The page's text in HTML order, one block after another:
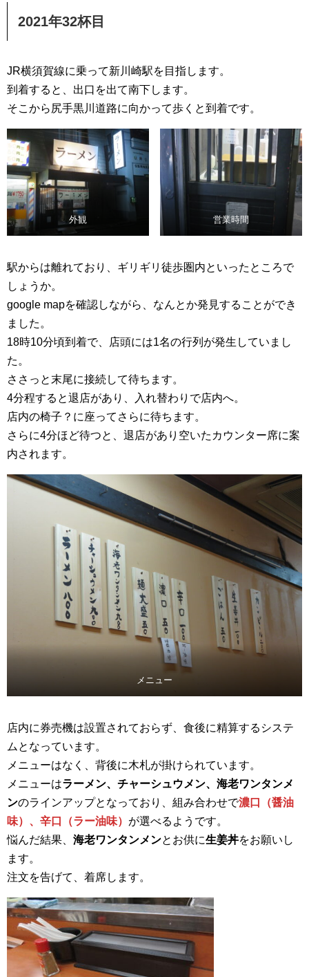
2021年32杯目
JR横須賀線に乗って新川崎駅を目指します。
到着すると、出口を出て南下します。
そこから尻手黒川道路に向かって歩くと到着です。
外観 営業時間
駅からは離れており、ギリギリ徒歩圏内といったところで
しょうか。
google mapを確認しながら、なんとか発見することができ
ました。
18時10分頃到着で、店頭には1名の行列が発生していまし
た。
ささっと末尾に接続して待ちます。
4分程すると退店があり、入れ替わりで店内へ。
店内の椅子？に座ってさらに待ちます。
さらに4分ほど待つと、退店があり空いたカウンター席に案
内されます。
メニュー
店内に券売機は設置されておらず、食後に精算するシステ
ムとなっています。
メニューはなく、背後に木札が掛けられています。
メニューはラーメン、チャーシュウメン、海老ワンタンメ
ンのラインアップとなっており、組み合わせで濃口（醤油
味）、辛口（ラー油味） が選べるようです。
悩んだ結果、 海老ワンタンメンとお供に生姜丼をお願いし
ます。
注文を告げて、着席します。